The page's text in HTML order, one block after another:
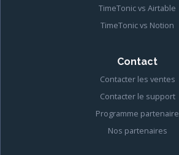
TimeTonic vs Airtable
TimeTonic vs Notion
Contact
Contacter les ventes
Contacter le support
Programme partenaire
Nos partenaires